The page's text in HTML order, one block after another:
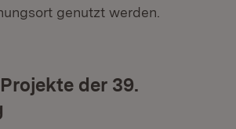
genutzt werden.
der 39.